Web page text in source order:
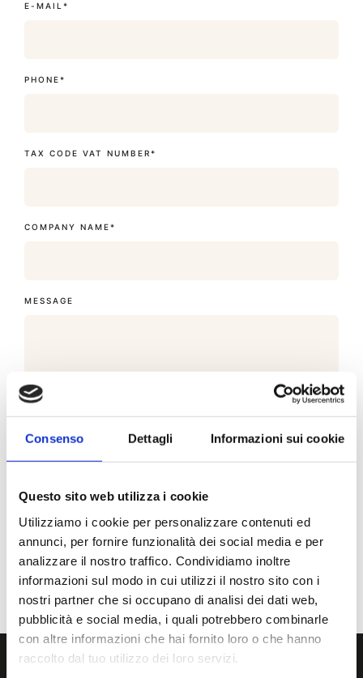
Consenso Dettagli Informazioni sui cookie
Questo sito web utilizza i cookie
Utilizziamo i cookie per personalizzare contenuti ed
annunci, per fornire funzionalità dei social media e per
analizzare il nostro traffico. Condividiamo inoltre
informazioni sul modo in cui utilizzi il nostro sito con i
nostri partner che si occupano di analisi dei dati web,
pubblicità e social media, i quali potrebbero combinarle
con altre informazioni che hai fornito loro o che hanno
raccolto dal tuo utilizzo dei loro servizi.
E-MAIL*
PHONE*
TAX CODE VAT NUMBER*
COMPANY NAME*
MESSAGE
(Privacy policy).
I want to receive emails with news and information on
deals